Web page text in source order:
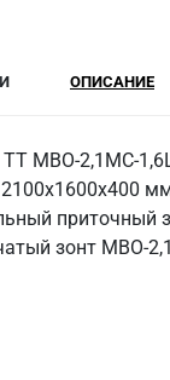
ОПИСАНИЕ
ТТ МВО-2,1МС-
приточный
зонт МВО-